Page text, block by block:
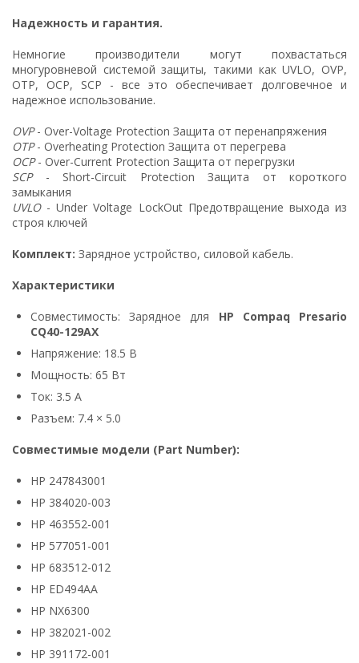
Надежность и гарантия.
Немногие производители могут похвастаться
многуровневой системой защиты, такими как UVLO, OVP,
OTP, OCP, SCP - все это обеспечивает долговечное и
надежное использование.
OVP- Over-Voltage Protection Защита от перенапряжения
OTP- Overheating Protection Защита от перегрева
OCP- Over-Current Protection Защита от перегрузки
SCP- Short-Circuit Protection Защита от короткого
замыкания
UVLO- Under Voltage LockOut Предотвращение выхода из
строя ключей
Комплект: Зарядное устройство, силовой кабель.
Характеристики
Совместимость: Зарядное для HP Compaq Presario
CQ40-129AX
Напряжение: 18.5 В
Мощность: 65 Вт
Ток: 3.5 А
Разъем: 7.4 × 5.0
Совместимые модели (Part Number):
HP 247843001
HP 384020-003
HP 463552-001
HP 577051-001
HP 683512-012
HP ED494AA
HP NX6300
HP 382021-002
HP 391172-001